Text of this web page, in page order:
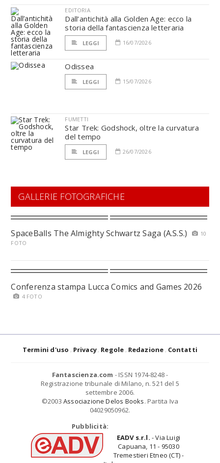
EDITORIA
Dall’antichità alla Golden Age: ecco la
storia della fantascienza letteraria
LEGGI 16/07/2026
Odissea
LEGGI 15/07/2026
FUMETTI
Star Trek: Godshock, oltre la curvatura
del tempo
LEGGI 26/07/2026
GALLERIE FOTOGRAFICHE
SpaceBalls The Almighty Schwartz Saga (A.S.S.)
10
FOTO
Conferenza stampa Lucca Comics and Games 2026
4 FOTO
Termini d'uso Privacy Regole Redazione Contatti
Fantascienza.com - ISSN 1974-8248 -
Registrazione tribunale di Milano, n. 521 del 5
settembre 2006.
©2003 Associazione Delos Books. Partita Iva
04029050962.
Pubblicità:
EADV s.r.l. - Via Luigi
Capuana, 11 - 95030
Tremestieri Etneo (CT) -